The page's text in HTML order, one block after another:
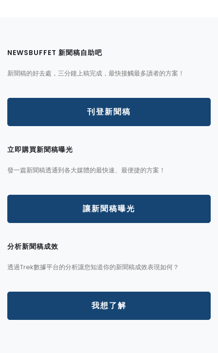
NEWSBUFFET 新聞稿自助吧
新聞稿的好去處，三分鐘上稿完成，最快接觸最多讀者的方案！
刊登新聞稿
立即購買新聞稿曝光
發一篇新聞稿透通到各大媒體的最快速、最便捷的方案！
讓新聞稿曝光
分析新聞稿成效
透過Trek數據平台的分析讓您知道你的新聞稿成效表現如何？
我想了解